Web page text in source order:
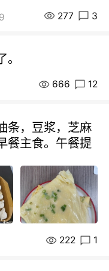
277 3
666 12
条，豆浆，芝麻
餐主食。午餐提
222 1